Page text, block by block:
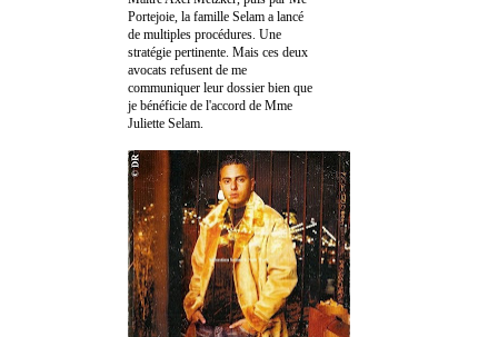
Portejoie, la famille Selam a lancé
de multiples procédures. Une
stratégie pertinente. Mais ces deux
avocats refusent de me
communiquer leur dossier bien que
je bénéficie de l'accord de Mme
Juliette Selam.